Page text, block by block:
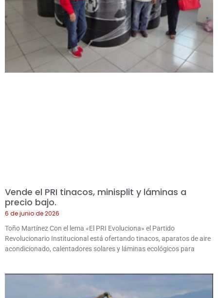
Vende el PRI tinacos, minisplit y láminas a
precio bajo.
6 de junio de 2026
Toño Martínez Con el lema «El PRI Evoluciona» el Partido
Revolucionario Institucional está ofertando tinacos, aparatos de aire
acondicionado, calentadores solares y láminas ecológicos para